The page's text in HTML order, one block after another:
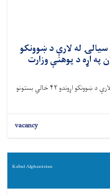
له لارې د ښوونکو
اعلان په اړه د پوهنې وزارت
په کندوز ولایت کې د ازادې سیالۍ له لارې د ښوونکو اړوندو ۴۲ خالي بستونو
vacancy
Kabul Afghanistan